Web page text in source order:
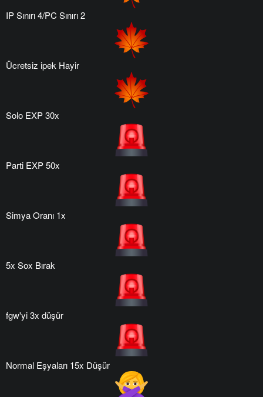
IP Sınırı 4/PC Sınırı 2
Ücretsiz ipek Hayir
Solo EXP 30x
Parti EXP 50x
Simya Oranı 1x
5x Sox Bırak
fgw'yi 3x düşür
Normal Eşyaları 15x Düşür